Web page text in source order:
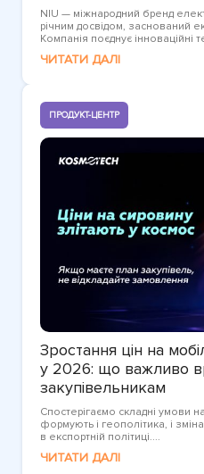
NIU — міжнародний бренд
річним досвідом, заснований
Компанія поєднує інноваційні
ЧИТАТИ ДАЛІ
ПРОДУКТ-ЦЕНТР
Зростання цін на
у 2026: що важливо
закупівельникам
Спостерігаємо складні умови
формують і геополітика, і
в експортній політиці....
ЧИТАТИ ДАЛІ